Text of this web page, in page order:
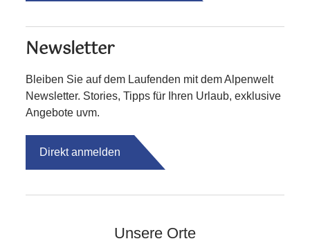
Newsletter
Bleiben Sie auf dem Laufenden mit dem Alpenwelt
Newsletter. Stories, Tipps für Ihren Urlaub, exklusive
Angebote uvm.
Direkt anmelden
Unsere Orte